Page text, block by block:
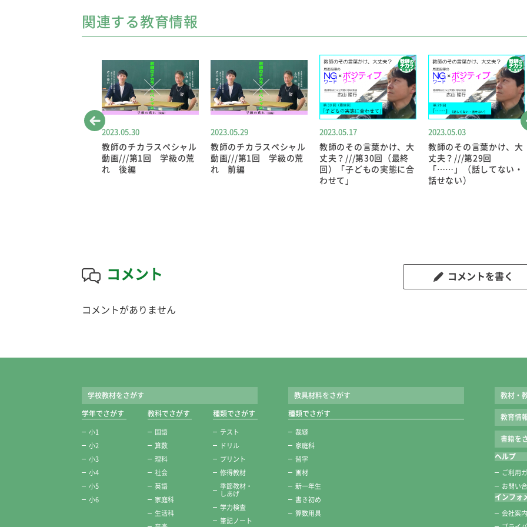
関連する教育情報
2023.05.30
教師のチカラスペシャル
動画///第1回 学級の荒
れ 後編
2023.05.29
教師のチカラスペシャル
動画///第1回 学級の荒
れ 前編
2023.05.17
教師のその言葉かけ、大
丈夫？///第30回（最終
回）「子どもの実態に合
わせて」
2023.05.03
教師のその言葉かけ、大
丈夫？///第29回
「……」（話してない・
話せない）
コメント コメントを書く
コメントがありません
学校教材をさがす
学年でさがす
小1
小2
小3
小4
小5
小6
教科でさがす
国語
算数
理科
社会
英語
家庭科
生活科
種類でさがす
テスト
ドリル
プリント
修得教材
季節教材・
しあげ
学力検査
筆記ノート
教具材料をさがす
種類でさがす
裁縫
家庭科
習字
画材
新一年生
書き初め
算数用具
教材・
教育情
書籍を
ヘルプ
ご利用
お問い
インフォ
会社案内